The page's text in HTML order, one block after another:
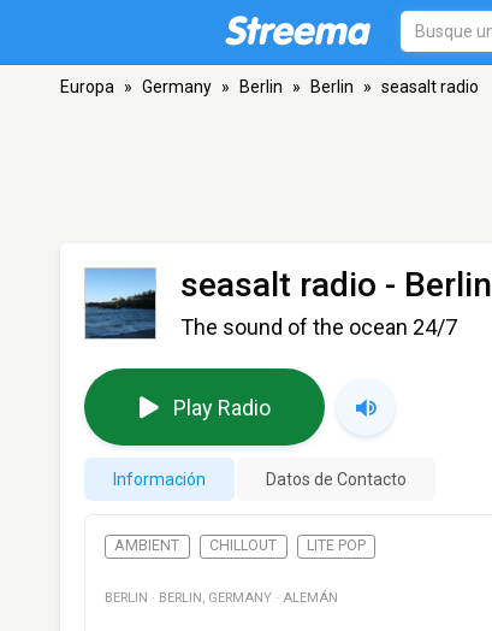
Europa » Germany » Berlin » Berlin » seasalt radio
seasalt radio - Berlin
The sound of the ocean 24/7
Play Radio
Información Datos de Contacto
AMBIENT CHILLOUT LITE POP
BERLIN · BERLIN , GERMANY · ALEMÁN